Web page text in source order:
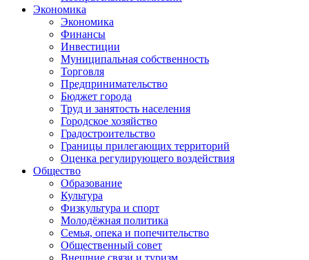
Экономика
Экономика
Финансы
Инвестиции
Муниципальная собственность
Торговля
Предпринимательство
Бюджет города
Труд и занятость населения
Городское хозяйство
Градостроительство
Границы прилегающих территорий
Оценка регулирующего воздействия
Общество
Образование
Культура
Физкультура и спорт
Молодёжная политика
Семья, опека и попечительство
Общественный совет
Внешние связи и туризм